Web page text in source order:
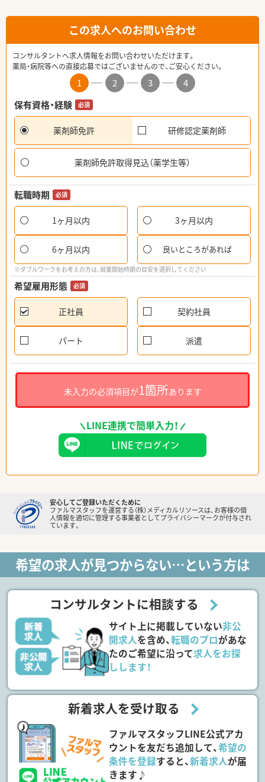
この求人へのお問い合わせ
コンサルタントへ求人情報をお問い合わせいただけます。
薬局・病院等への直接応募ではございませんので、ご安心ください。
1 2 3
4
保有資格・経験
必須
薬剤師免許 研修認定薬剤師
薬剤師免許取得見込（薬学生等）
転職時期 必須
1ヶ月以内 3ヶ月以内
6ヶ月以内 良いところがあれば
※ダブルワークをお考えの方は、就業開始時期の目安を選択してください
希望雇用形態 必須
正社員 契約社員
パート 派遣
未入力の必須項目が1箇所あります
LINE連携で簡単入力！
安心してご登録いただくために
ファルマスタッフを運営する（株）メディカルリソースは、お客様の個
人情報を適切に管理する事業者としてプライバシーマークが付与され
ています。
希望の求人が見つからない…という方は
コンサルタントに相談する
サイト上に掲載していない非公
開求人を含め、転職のプロがあな
たのご希望に沿って求人をお探
しします！
新着求人を受け取る
ファルマスタッフLINE公式アカ
ウントを友だち追加して、希望の
条件を登録すると、新着求人が届
きます♪